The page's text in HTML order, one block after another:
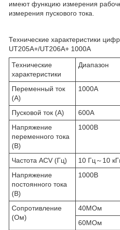
имеют функцию измерения
измерения пускового тока.
Технические характеристики
UT205A+/UT206A+ 1000A
Технические
характеристики
Диапазон
Переменный ток
(А)
1000А
Пусковой ток (А) 600А
Напряжение
переменного тока
(В)
1000В
Частота ACV (Гц) 10 Гц～10
Напряжение
постоянного тока
(В)
1000В
Сопротивление
(Ом)
40МОм
60МОм